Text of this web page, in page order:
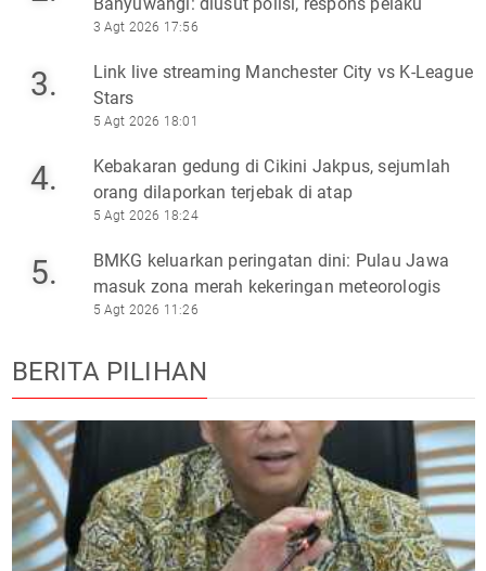
3 Agt 2026 17:56
3.
Link live streaming Manchester City vs K-League
Stars
5 Agt 2026 18:01
4.
Kebakaran gedung di Cikini Jakpus, sejumlah
orang dilaporkan terjebak di atap
5 Agt 2026 18:24
5.
BMKG keluarkan peringatan dini: Pulau Jawa
masuk zona merah kekeringan meteorologis
5 Agt 2026 11:26
BERITA PILIHAN